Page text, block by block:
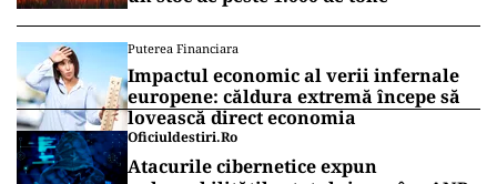
Puterea Financiara
Impactul economic al verii infernale
europene: căldura extremă începe să
lovească direct economia
Oficiuldestiri.ro
Atacurile cibernetice expun